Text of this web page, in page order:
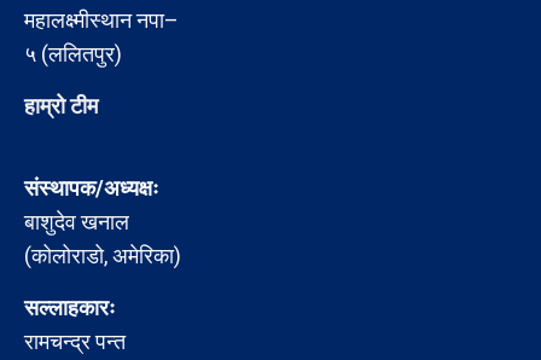
महालक्ष्मीस्थान नपा–
५ (ललितपुर)
हाम्रो टीम
संस्थापक/अध्यक्षः
बाशुदेव खनाल
(कोलोराडो, अमेरिका)
सल्लाहकारः
रामचन्द्र पन्त